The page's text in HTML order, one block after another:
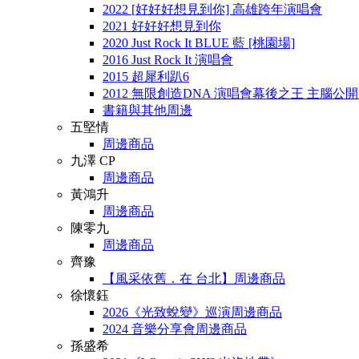
2022 [好好好想見到你] 高雄跨年演唱會
2021 好好好想見到你
2020 Just Rock It BLUE 藍 [桃園場]
2016 Just Rock It 演唱會
2015 超犀利趴6
2012 無限創造DNA 演唱會幕後之王 主腦公
書籍與其他周邊
五堅情
周邊商品
九澤 CP
周邊商品
黃鴻升
周邊商品
陳零九
周邊商品
齊豫
【風采依舊．在 台北】周邊商品
徐懷鈺
2026《光致蛻變》巡演周邊商品
2024 音樂分享會周邊商品
孫盛希